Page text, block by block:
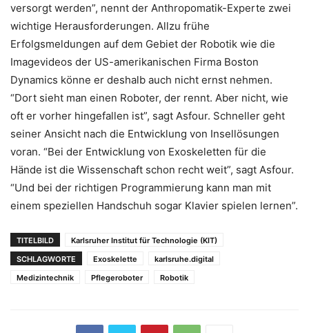
versorgt werden”, nennt der Anthropomatik-Experte zwei
wichtige Herausforderungen. Allzu frühe
Erfolgsmeldungen auf dem Gebiet der Robotik wie die
Imagevideos der US-amerikanischen Firma Boston
Dynamics könne er deshalb auch nicht ernst nehmen.
“Dort sieht man einen Roboter, der rennt. Aber nicht, wie
oft er vorher hingefallen ist”, sagt Asfour. Schneller geht
seiner Ansicht nach die Entwicklung von Insellösungen
voran. “Bei der Entwicklung von Exoskeletten für die
Hände ist die Wissenschaft schon recht weit”, sagt Asfour.
“Und bei der richtigen Programmierung kann man mit
einem speziellen Handschuh sogar Klavier spielen lernen”.
TITELBILD
Karlsruher Institut für Technologie (KIT)
SCHLAGWORTE
Exoskelette
karlsruhe.digital
Medizintechnik
Pflegeroboter Robotik